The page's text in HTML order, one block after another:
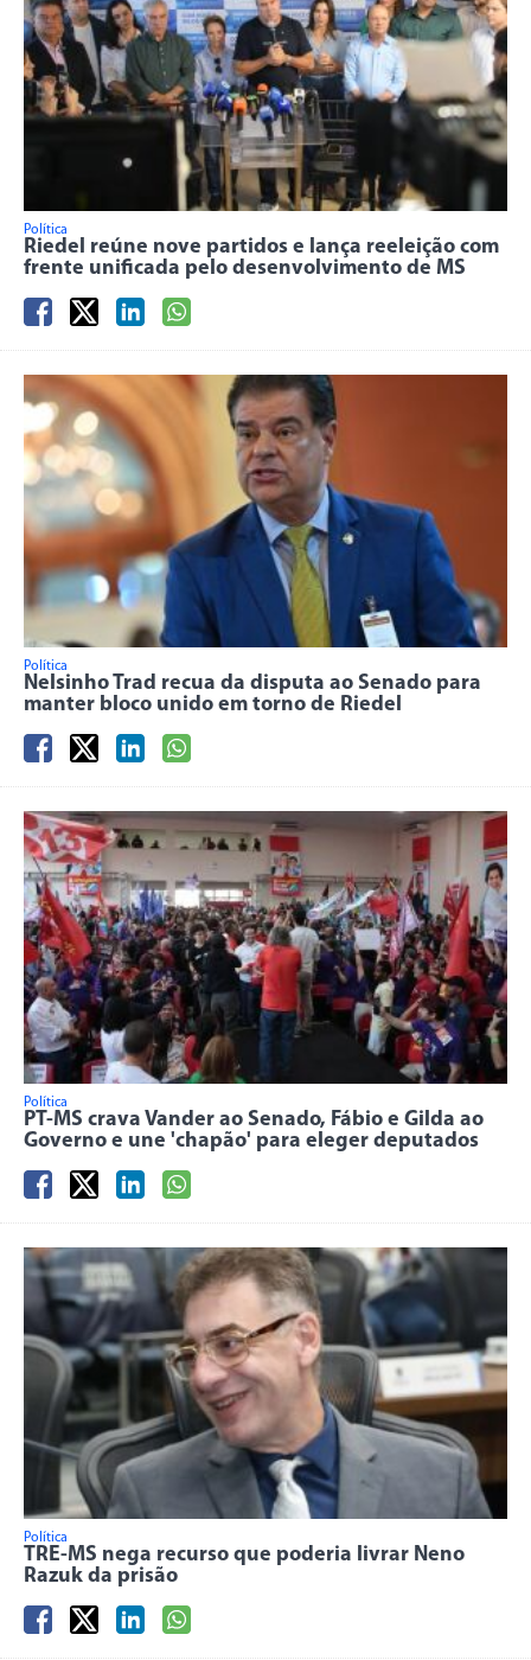
Política
Riedel reúne nove partidos e lança reeleição com
frente unificada pelo desenvolvimento de MS
Política
Nelsinho Trad recua da disputa ao Senado para
manter bloco unido em torno de Riedel
Política
PT-MS crava Vander ao Senado, Fábio e Gilda ao
Governo e une 'chapão' para eleger deputados
Política
TRE-MS nega recurso que poderia livrar Neno
Razuk da prisão